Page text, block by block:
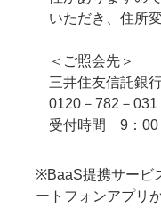
いただき、住所
＜ご照会先＞
三井住友信託
0120－782－031
受付時間 9：00
※BaaS提携サービ
ートフォンアプリ